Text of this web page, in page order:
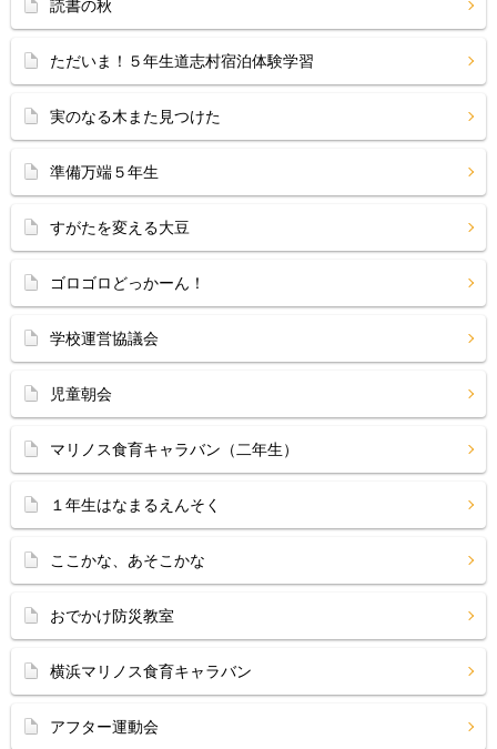
読書の秋
ただいま！５年生道志村宿泊体験学習
実のなる木また見つけた
準備万端５年生
すがたを変える大豆
ゴロゴロどっかーん！
学校運営協議会
児童朝会
マリノス食育キャラバン（二年生）
１年生はなまるえんそく
ここかな、あそこかな
おでかけ防災教室
横浜マリノス食育キャラバン
アフター運動会